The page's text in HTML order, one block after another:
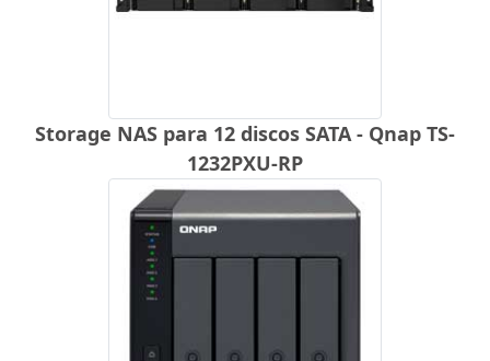
Storage NAS para 12 discos SATA - Qnap TS-
1232PXU-RP